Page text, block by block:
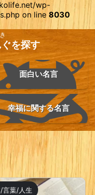
wp-
on line8030
を探す
面白い名言
幸福に関する名言
言葉/人生